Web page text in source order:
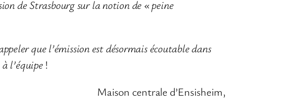
de Strasbourg sur la notion de « peine
que l’émission est désormais écoutable dans
l’équipe!
Maison centrale d’Ensisheim,